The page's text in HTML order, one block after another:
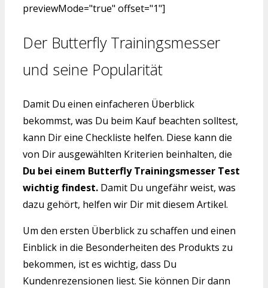
previewMode="true" offset="1"]
Der Butterfly Trainingsmesser
und seine Popularität
Damit Du einen einfacheren Überblick
bekommst, was Du beim Kauf beachten solltest,
kann Dir eine Checkliste helfen. Diese kann die
von Dir ausgewählten Kriterien beinhalten, die
Du bei einem Butterfly Trainingsmesser Test
wichtig findest. Damit Du ungefähr weist, was
dazu gehört, helfen wir Dir mit diesem Artikel.
Um den ersten Überblick zu schaffen und einen
Einblick in die Besonderheiten des Produkts zu
bekommen, ist es wichtig, dass Du
Kundenrezensionen liest. Sie können Dir dann